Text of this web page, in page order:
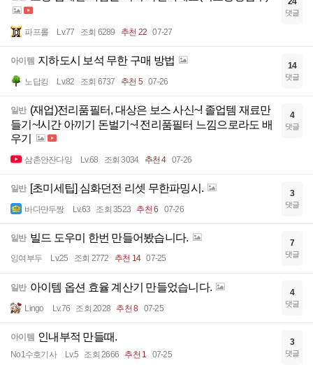
파프롤 Lv.77 조회 6289 추천 22 07-27
댓글
아이템 지하도시 보석 무한 구매 방법
노답킹 Lv.82 조회 6737 추천 5 07-26
14
댓글
일반 (재업)전리품필터, 대상은 보스 사신~! 졸업템 재료만
들기~!시간 아끼기 돈벌기~! 전리품필터 느낌으로라도 배
우기
삼촌안잔다잉 Lv.68 조회 3034 추천 4 07-26
4
댓글
일반 [초미세팁] 심화던전 리셋 무한파밍시.
바다만두짱 Lv.63 조회 3523 추천 6 07-26
3
댓글
일반 빌드 도우미 한번 만들어봤습니다.
잉여부두 Lv.25 조회 2772 추천 14 07-25
7
댓글
일반 아이템 옵션 효율 계산기 만들었습니다.
Lingo Lv.76 조회 2028 추천 8 07-25
4
댓글
아이템 인내부적 만들때.
No1수호기사 Lv.5 조회 2666 추천 1 07-25
3
댓글